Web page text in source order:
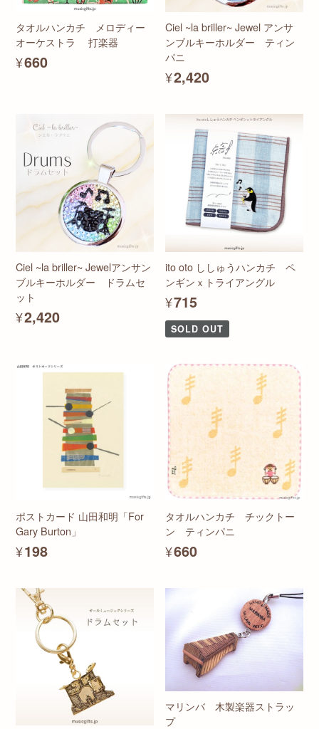
タオルハンカチ メロディー
オーケストラ 打楽器
¥660
Ciel ~la briller~ Jewel アンサ
ンブルキーホルダー ティン
パニ
¥2,420
Ciel ~la briller~ Jewelアンサン
ブルキーホルダー ドラムセ
ット
¥2,420
ito oto ししゅうハンカチ ペ
ンギンｘトライアングル
¥715
SOLD OUT
ポストカード 山田和明「For
Gary Burton」
¥198
タオルハンカチ チックトー
ン ティンパニ
¥660
マリンバ 木製楽器ストラッ
プ